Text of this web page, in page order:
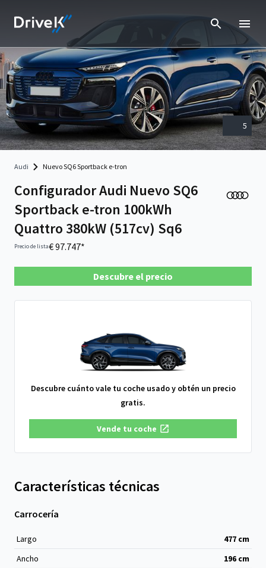
5
Audi Nuevo SQ6 Sportback e-tron
Configurador Audi Nuevo SQ6
Sportback e-tron 100kWh
Quattro 380kW (517cv) Sq6
Precio de lista€ 97.747*
Descubre el precio
Descubre cuánto vale tu coche usado y obtén un precio
gratis.
Vende tu coche
Características técnicas
Carrocería
Largo 477 cm
Ancho
196 cm